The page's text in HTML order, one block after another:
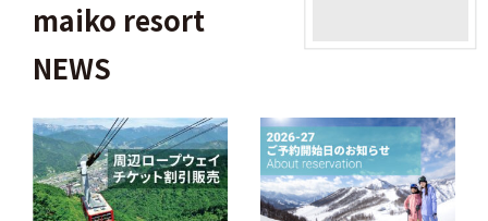
maiko resort
NEWS